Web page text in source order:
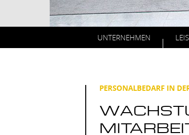
UNTERNEHMEN
PERSONALBEDARF IN